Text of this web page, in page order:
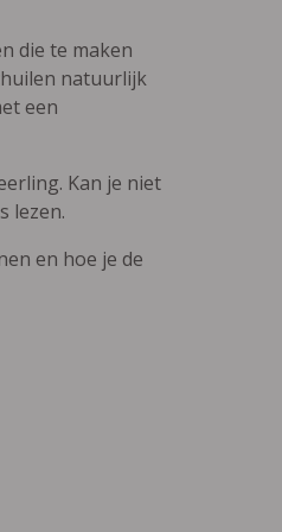
die te maken
natuurlijk
een
Kan je niet
lezen.
en hoe je de